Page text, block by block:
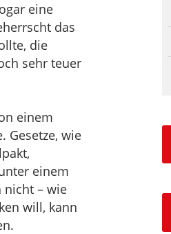
eine
das
die
sehr teuer
einem
Gesetze, wie
einem
nicht – wie
will, kann